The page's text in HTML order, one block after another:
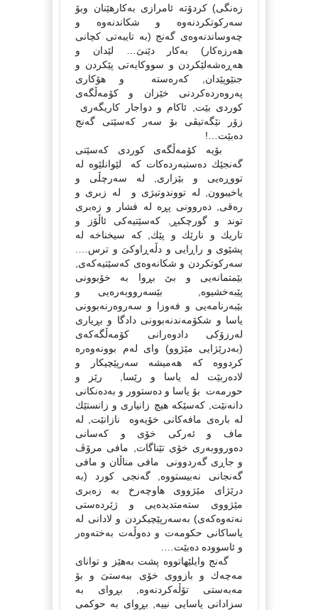
زەنگى) كردۆتە ئامرازى بەكارهێنان وبۆ
سەركوتكردنەوە و شكاندنەوە و
چەوساندنەوەى گەنج (بە تایبەتى كچانى
هەرزەكار) بەكار دێنىَ… لێدان و
هەڕەشەلێكردن و سووكایەتى پێكردن و
جنێوپێدان, كەرەستە و هۆكارى
پەروەردەكردنى خێزان و كۆمەڵگەى
كوردى بێت, ئاكام و دواجار كاریگەرى
زۆر نێگەتیڤى بۆ سەر كەسێتى گەنج
دەبێت…!
بۆیە كۆمەڵگەى كوردى كەسێتى
گەنجێك دەستبەردەكات كە لێوانلێوە لە
تووڕەیى و بێزارى, لە سەرچڵى و
یاخیبوون, لە تووندوتیژى و لە زبرى و
رەقى, دەروونى پڕە لە فشار و زەبرى
توند و گورچكبڕ, كەسێتیەكى ئاڵۆز و
تاریك و نارێك و پێك, كە سیخناخە لە
پشێوى و راڕایى و دڵەڕاوكىَ و ترس….
سەركوتكردن و شكانەوەى كەسێتیەكەى,
بێمتمانەیى و بێ بڕوا بە خۆبوونى
پێبەخشیوە, بێسەرووبەرەیى و
بێبەرنامەیى و فەوزا و سەروەرنەبوونى
یاسا و شكۆمەندنەبوونى دادگا و بڕیارى
لەرزۆكى دادوەرانى كۆمەڵگەكەى
(بەدرێژایى مێژوو) واى لەم بوونەوەرە
كردووە كە هەمیشە سەرپێچیكار و
لادەربێت لە یاسا و رێسا, رێز و
حورمەت بۆ یاسا و دەستوور و بەدەنكانى
دانەنێت, كەسێكە هیچ زانیارى و زانستێك
لە بارەى مافەكانى خۆیەوە نازانێت, لە
ماف و ئەركى خۆى و كەسانى
دەورووبەرى خۆی تێناگات, مافى مرۆڤ
و جاڕى گەردوونى مافى مناڵان و مافى
گەنجانى نەبیستووە, گەنجى كورد (بە
درێژاى مێژووى هاوچەرخ بە زەبرى
مێژووى ستەمتدیدەیى و ژێردەستى
نەتەوەكەى) بەسەرپێچیكردن و لادانى لە
یاساكانى حكومەت و دەوڵەت بەختەوەر
و ئاسوودە دەبێت….
گەنج وایلێهاتووە پشت بەهێز و تواناى
مەچەك و بازووى خۆى ببەستىَ و بۆ
مەبەستى تۆڵەكردنەوە, بڕواى بە
سزادانى یاسایى نییە, بڕواى بە حوكمى